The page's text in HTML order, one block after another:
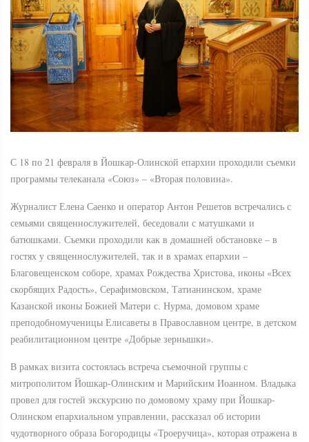
С 18 по 21 февраля в Йошкар-Олинской епархии проходили съемки
программы телеканала «Союз» – «Вторая половина».
Журналист Елена Саенко и оператор Антон Решетов встречались с
семьями священнослужителей, беседовали с матушками и
батюшками. Съемки проходили как в домашней обстановке – в
гостях у священнослужителей, так и в храмах епархии –
Благовещенском соборе, храмах Рождества Христова, иконы «Всех
скорбящих Радость», Серафимовском, Татианинском, храме
Казанской иконы Божией Матери с. Нурма, домовом храме
преподобномученицы Елисаветы в Православном центре, в детском
реабилитационном центре «Добрые зернышки».
В рамках визита состоялась встреча съемочной группы с
митрополитом Йошкар-Олинским и Марийским Иоанном. Владыка
провел для гостей экскурсию по домовому храму при Йошкар-
Олинском епархиальном управлении, рассказал об истории
чудотворного образа Богородицы «Троеручица», которая отражена в